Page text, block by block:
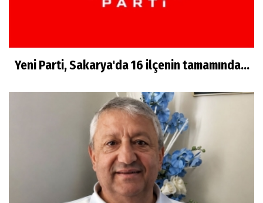
Yeni Parti, Sakarya'da 16 ilçenin tamamında...